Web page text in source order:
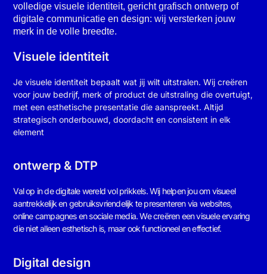
volledige visuele identiteit, gericht grafisch ontwerp of
digitale communicatie en design: wij versterken jouw
merk in de volle breedte.
Visuele identiteit
Je visuele identiteit bepaalt wat jij wilt uitstralen. Wij creëren
voor jouw bedrijf, merk of product de uitstraling die overtuigt,
met een esthetische presentatie die aanspreekt. Altijd
strategisch onderbouwd, doordacht en consistent in elk
element
ontwerp & DTP
Val op in de digitale wereld vol prikkels. Wij helpen jou om visueel
aantrekkelijk en gebruiksvriendelijk te presenteren via websites,
online campagnes en sociale media. We creëren een visuele ervaring
die niet alleen esthetisch is, maar ook functioneel en effectief.
Digital design